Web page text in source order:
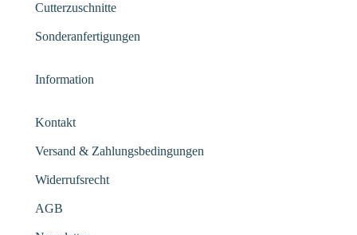
Cutterzuschnitte
Sonderanfertigungen
Information
Kontakt
Versand & Zahlungsbedingungen
Widerrufsrecht
AGB